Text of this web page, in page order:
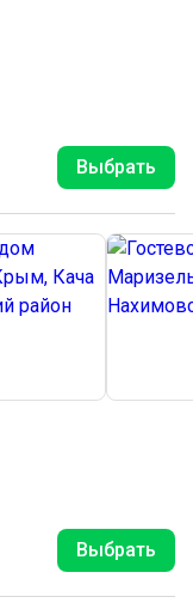
Выбрать
Выбрать